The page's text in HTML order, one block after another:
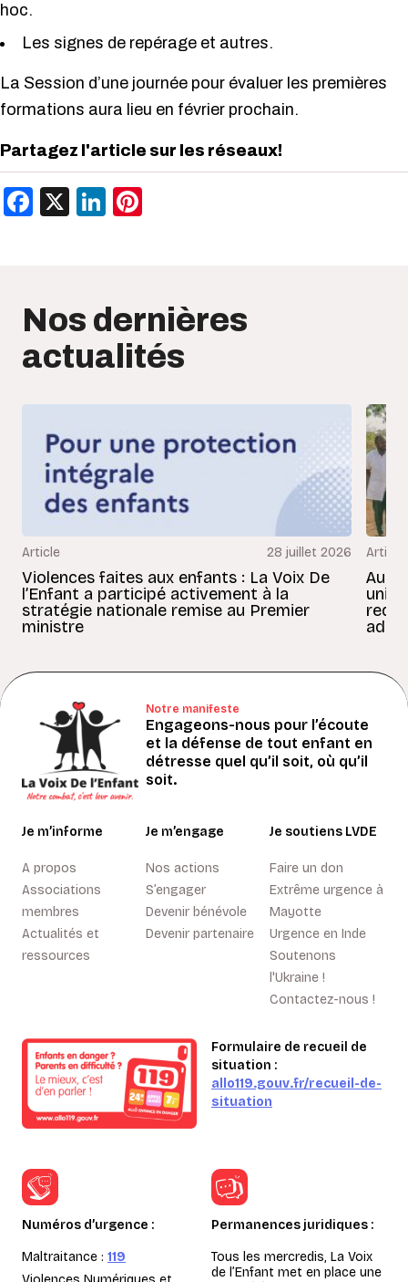
hoc.
Les signes de repérage et autres.
La Session d’une journée pour évaluer les premières
formations aura lieu en février prochain.
Partagez l'article sur les réseaux!
Facebook
X LinkedIn
Nos dernières
actualités
Article 28 juillet 2026
Violences faites aux enfants : La Voix De
l’Enfant a participé activement à la
stratégie nationale remise au Premier
ministre
Article
Au
Notre manifeste
Engageons-nous pour l’écoute
et la défense de tout enfant en
détresse quel qu’il soit, où qu’il
soit.
Je m’informe
A propos
Associations
membres
Actualités et
ressources
Je m’engage
Nos actions
S’engager
Devenir bénévole
Devenir partenaire
Je soutiens LVDE
Faire un don
Extrême urgence à
Mayotte
Urgence en Inde
Soutenons
l'Ukraine !
Contactez-nous !
Formulaire de recueil de
situation :
allo119.gouv.fr/recueil-de-
situation
Numéros d’urgence :
Maltraitance : 119
Permanences juridiques :
Tous les mercredis, La Voix
de l’Enfant met en place une